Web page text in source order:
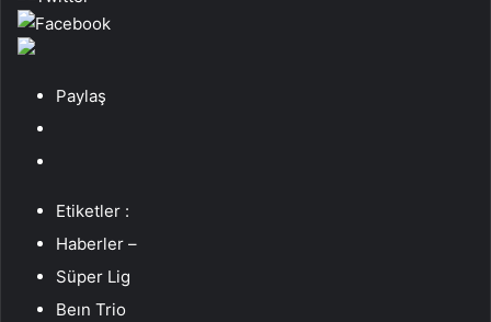
Paylaş
Etiketler :
Haberler –
Süper Lig
Beın Trio